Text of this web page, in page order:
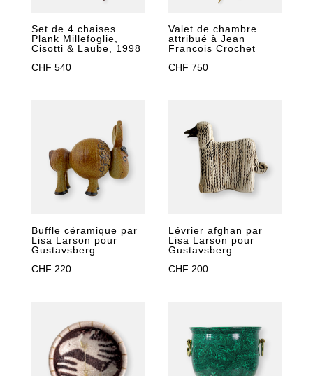
Set de 4 chaises
Plank Millefoglie,
Cisotti & Laube, 1998
CHF 540
Valet de chambre
attribué à Jean
Francois Crochet
CHF 750
Buffle céramique par
Lisa Larson pour
Gustavsberg
CHF 220
Lévrier afghan par
Lisa Larson pour
Gustavsberg
CHF 200